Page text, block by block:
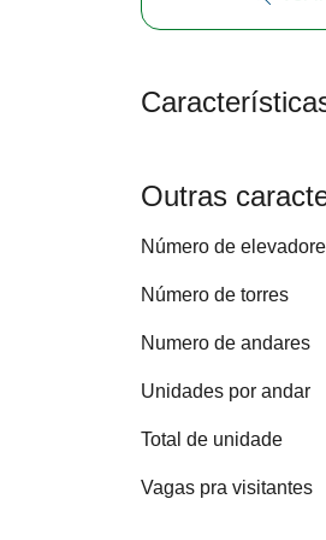
Outras
Número de
Número de torres
Numero de andares
Unidades por andar
Total de unidade
Vagas pra visitantes